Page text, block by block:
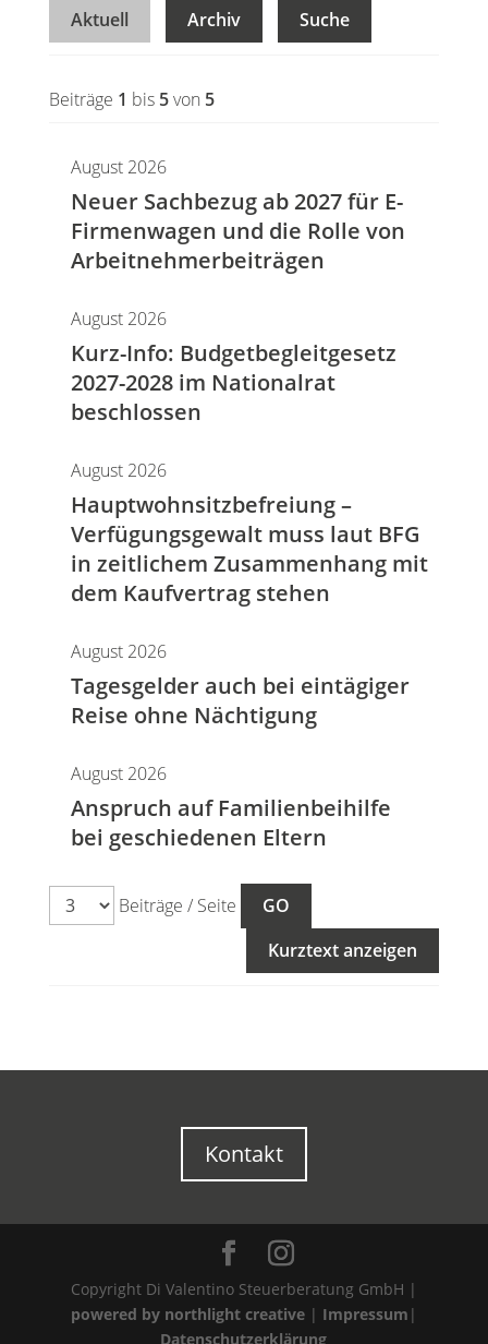
Aktuell Archiv Suche
Beiträge 1 bis 5von 5
August 2026
Neuer Sachbezug ab 2027 für E-
Firmenwagen und die Rolle von
Arbeitnehmer​­beiträgen
August 2026
Kurz-Info: Budgetbegleitgesetz
2027-2028 im Nationalrat
beschlossen
August 2026
Hauptwohnsitz​­befreiung –
Verfügungsgewalt muss laut BFG
in zeitlichem Zusammenhang mit
dem Kaufvertrag stehen
August 2026
Tagesgelder auch bei eintägiger
Reise ohne Nächtigung
August 2026
Anspruch auf Familienbeihilfe
bei geschiedenen Eltern
Beiträge / Seite
Kurztext anzeigen
Kontakt
Copyright Di Valentino Steuerberatung GmbH |
powered by northlight creative| Impressum |
Datenschutzerklärung